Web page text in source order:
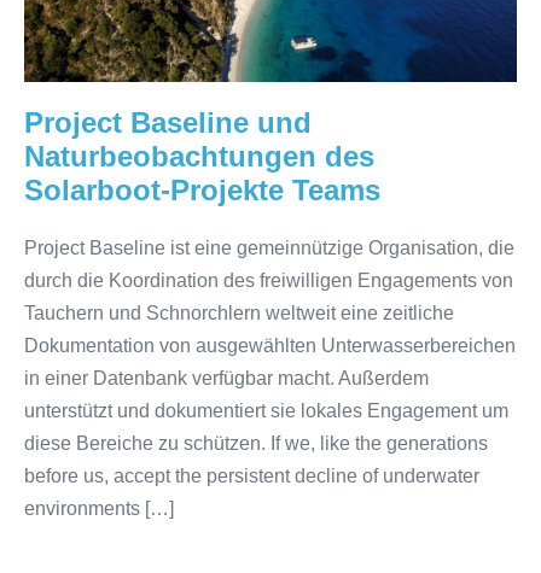
Projekte
Teams
Project Baseline und
Naturbeobachtungen des
Solarboot-Projekte Teams
Project Baseline ist eine gemeinnützige Organisation, die
durch die Koordination des freiwilligen Engagements von
Tauchern und Schnorchlern weltweit eine zeitliche
Dokumentation von ausgewählten Unterwasserbereichen
in einer Datenbank verfügbar macht. Außerdem
unterstützt und dokumentiert sie lokales Engagement um
diese Bereiche zu schützen. If we, like the generations
before us, accept the persistent decline of underwater
environments […]